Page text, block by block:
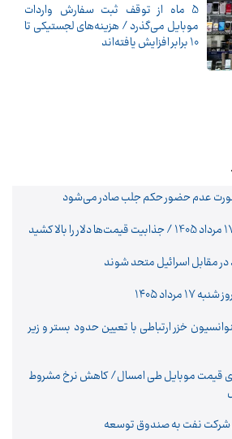
5 ماه از توقف ثبت سفارش واردات
موبایل می‌گذرد / هزینه‌های لجستیکی تا
10 برابر افزایش یافته‌اند
عدم حضور حکم جلب صادر می‌شود
مقابل اسرائیل متحد شوند
۱۴۰۵
خزر ارتباطی با تعیین حدود بستر و زیر
۳۰ تا ۴۰ درصدی قیمت موبایل طی امسال/ کاهش نرخ مشروط